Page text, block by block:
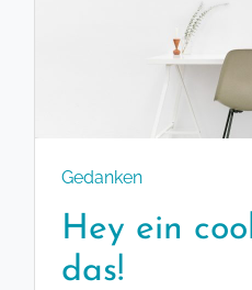
Gedanken
Hey ein
das!